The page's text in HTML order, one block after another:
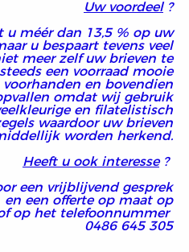
Uw voordeel?
u méér dan 13,5 % op uw
u bespaart tevens veel
meer zelf uw brieven te
een voorraad mooie
voorhanden en bovendien
omdat wij gebruik
en filatelistisch
waardoor uw brieven
worden herkend.
Heeft u ook interesse?
een vrijblijvend gesprek
en een offerte op maat op
op het telefoonnummer
0486 645 305